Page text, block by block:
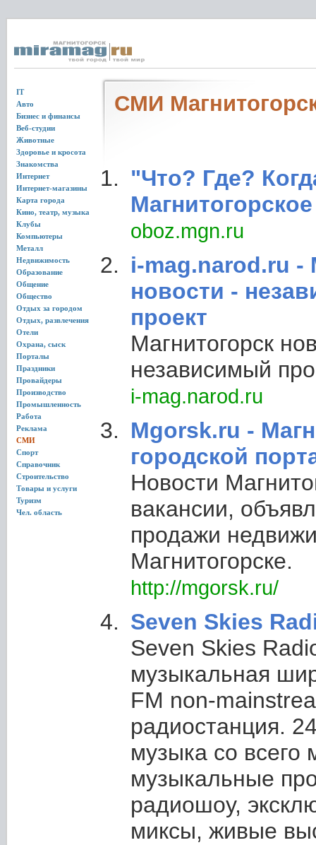
IT
Авто
Бизнес и финансы
Веб-студии
Животные
Здоровье и кросота
Знакомства
Интернет
Интернет-магазины
Карта города
Кино, театр, музыка
Клубы
Компьютеры
Металл
Недвижимость
Образование
Общение
Общество
Отдых за городом
Отдых, развлечения
Отели
Охрана, сыск
Порталы
Праздники
Провайдеры
Производство
Промышленность
Работа
Реклама
СМИ
Спорт
Справочник
Строительство
Товары и услуги
Туризм
Чел. область
СМИ
"Что? Где?
oboz.mgn.ru
i-mag.narod.ru -
новости -
проект
Магнитогорск
независимый
i-mag.narod.ru
Mgorsk.ru -
городской
Новости
вакансии,
продажи
Магнитогорске.
http://mgorsk.ru/
Seven Skies
Seven Skies
музыкальная
FM non-
радиостанция.
музыка со всего
музыкальные
радиошоу,
миксы, живые